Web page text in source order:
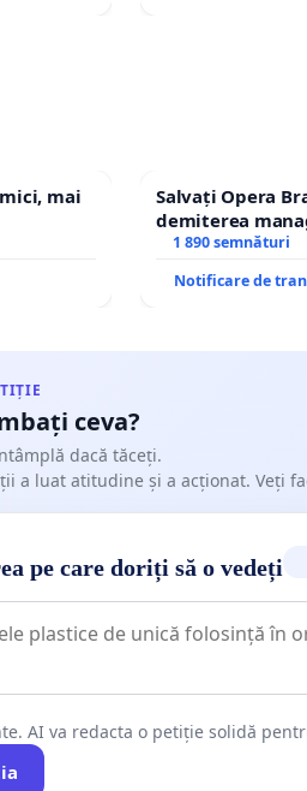
mai
Salvați Opera
demiterea
Petrean Lucian-
1 890 semnături
Notificare de
ceva?
dacă tăceți.
a luat atitudine și a acționat. Veți
pe care doriți să o vedeți
AI va redacta o petiție solidă